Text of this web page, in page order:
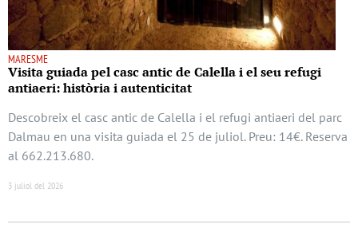
MARESME
Visita guiada pel casc antic de Calella i el seu refugi
antiaeri: història i autenticitat
Descobreix el casc antic de Calella i el refugi antiaeri del parc
Dalmau en una visita guiada el 25 de juliol. Preu: 14€. Reserva
al 662.213.680.
3 juliol del 2026